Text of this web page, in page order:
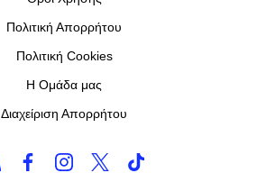
Πολιτική Απορρήτου
Πολιτική Cookies
Η Ομάδα μας
Διαχείριση Απορρήτου